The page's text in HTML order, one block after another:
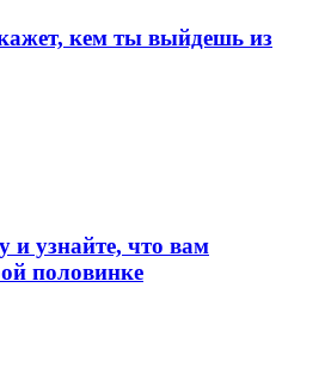
кем ты выйдешь из
и узнайте, что вам
половинке